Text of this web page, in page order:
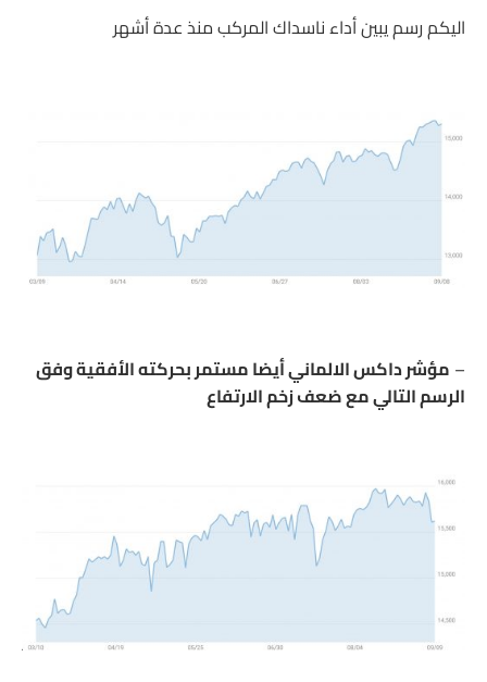
اليكم رسم يبين أداء ناسداك المركب منذ عدة أشهر
– مؤشر داكس الالماني أيضا مستمر بحركته الأفقية وفق
الرسم التالي مع ضعف زخم الارتفاع